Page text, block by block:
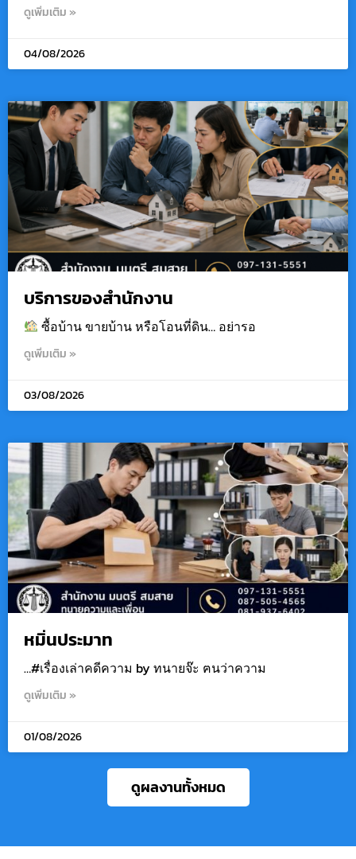
ดูเพิ่มเติม »
04/08/2026
บริการของสำนักงาน
ซื้อบ้าน ขายบ้าน หรือโอนที่ดิน… อย่ารอ
ดูเพิ่มเติม »
03/08/2026
หมิ่นประมาท
…#เรื่องเล่าคดีความ by ทนายจ๊ะ ฅนว่าความ
ดูเพิ่มเติม »
01/08/2026
ดูผลงานทั้งหมด